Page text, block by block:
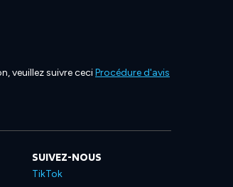
veuillez suivre ceciProcédure d'avis
SUIVEZ-NOUS
TikTok